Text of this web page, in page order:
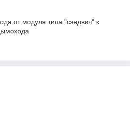
от модуля типа "сэндвич" к